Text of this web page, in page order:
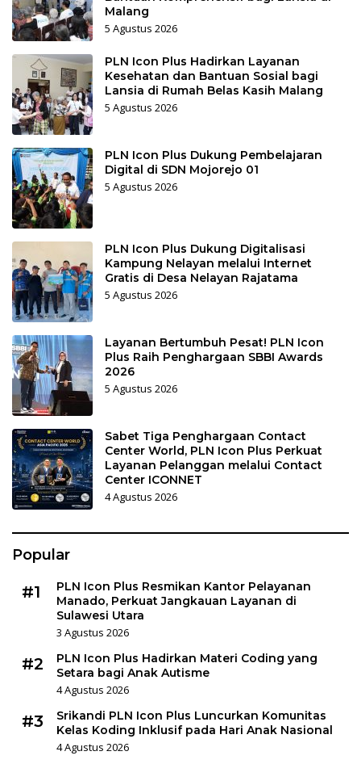
Malang
5 Agustus 2026
PLN Icon Plus Hadirkan Layanan
Kesehatan dan Bantuan Sosial bagi
Lansia di Rumah Belas Kasih Malang
5 Agustus 2026
PLN Icon Plus Dukung Pembelajaran
Digital di SDN Mojorejo 01
5 Agustus 2026
PLN Icon Plus Dukung Digitalisasi
Kampung Nelayan melalui Internet
Gratis di Desa Nelayan Rajatama
5 Agustus 2026
Layanan Bertumbuh Pesat! PLN Icon
Plus Raih Penghargaan SBBI Awards
2026
5 Agustus 2026
Sabet Tiga Penghargaan Contact
Center World, PLN Icon Plus Perkuat
Layanan Pelanggan melalui Contact
Center ICONNET
4 Agustus 2026
Popular
#1
PLN Icon Plus Resmikan Kantor Pelayanan
Manado, Perkuat Jangkauan Layanan di
Sulawesi Utara
3 Agustus 2026
#2
PLN Icon Plus Hadirkan Materi Coding yang
Setara bagi Anak Autisme
4 Agustus 2026
#3
Srikandi PLN Icon Plus Luncurkan Komunitas
Kelas Koding Inklusif pada Hari Anak Nasional
4 Agustus 2026